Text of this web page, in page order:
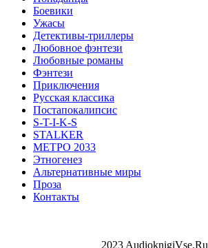
Боевики
Ужасы
Детективы-триллеры
Любовное фэнтези
Любовные романы
Фэнтези
Приключения
Русская классика
Постапокалипсис
S-T-I-K-S
STALKER
МЕТРО 2033
Этногенез
Альтернативные миры
Проза
Контакты
2023 AudioknigiVse.Ru